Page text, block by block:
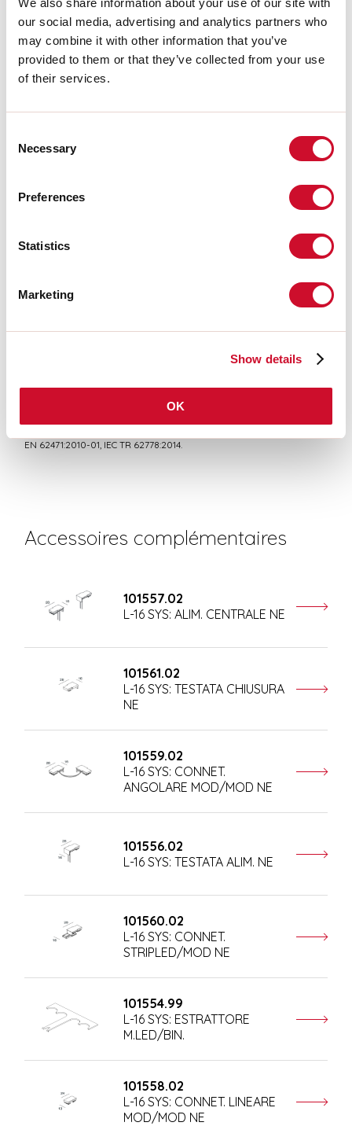
We also share information about your use of our site with
our social media, advertising and analytics partners who
may combine it with other information that you’ve
provided to them or that they’ve collected from your use
of their services.
Selection
Necessary
Preferences
Statistics
Marketing
Show details
OK
INSTRUCTIONS DE MONTAGE
CERTIFICATIONS CE
Conformité
EN 62471:2010-01, IEC TR 62778:2014.
Accessoires complémentaires
101557.02
L-16 SYS: ALIM. CENTRALE NE
101561.02
L-16 SYS: TESTATA CHIUSURA
NE
101559.02
L-16 SYS: CONNET.
ANGOLARE MOD/MOD NE
101556.02
L-16 SYS: TESTATA ALIM. NE
101560.02
L-16 SYS: CONNET.
STRIPLED/MOD NE
101554.99
L-16 SYS: ESTRATTORE
M.LED/BIN.
101558.02
L-16 SYS: CONNET. LINEARE
MOD/MOD NE